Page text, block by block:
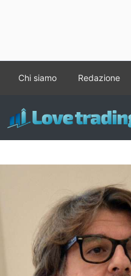
contenuto
Chi siamo Redazione